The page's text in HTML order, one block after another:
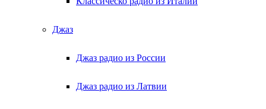
Джаз
Джаз радио из России
Джаз радио из Латвии